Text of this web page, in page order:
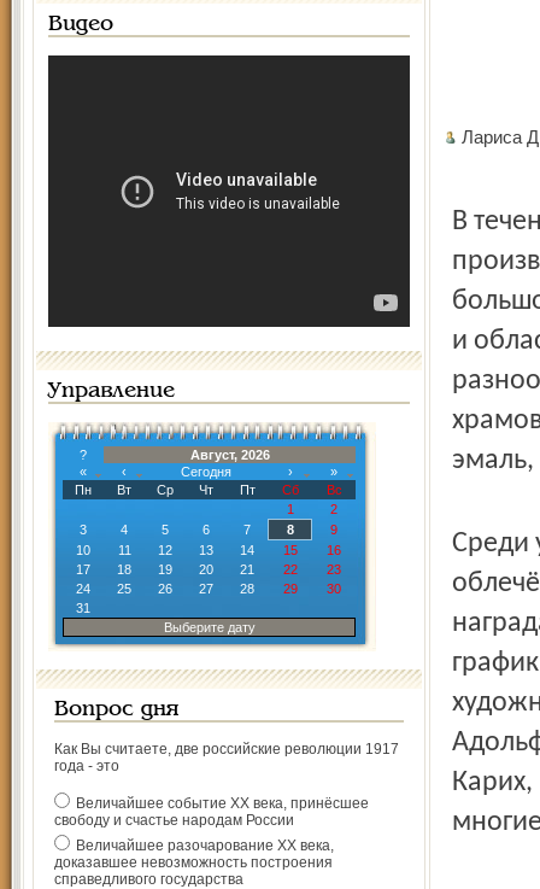
Видео
Управление
?
Август, 2026
«
‹ Сегодня ›
»
Пн
Вт Ср Чт Пт Сб
Вс
1
2
3
4 5 6 7 8
9
10
11 12 13 14 15
16
17
18 19 20 21 22
23
24
25 26 27 28 29
30
31
Выберите дату
Вопрос дня
Как Вы считаете, две российские революции 1917
года - это
Величайшее событие ХХ века, принёсшее
свободу и счастье народам России
Величайшее разочарование ХХ века,
доказавшее невозможность построения
справедливого государства
Лариса
В
и
эмаль,
Среди